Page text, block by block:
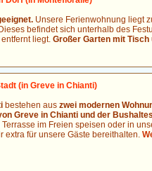
Unsere Ferienwohnung liegt
befindet sich unterhalb des
liegt. Großer Garten mit Tisch
(in Greve in Chianti)
bestehen aus zwei modernen
Greve in Chianti und der
im Freien speisen oder in
für unsere Gäste bereithalten.